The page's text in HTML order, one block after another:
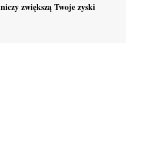
zwiększą Twoje zyski